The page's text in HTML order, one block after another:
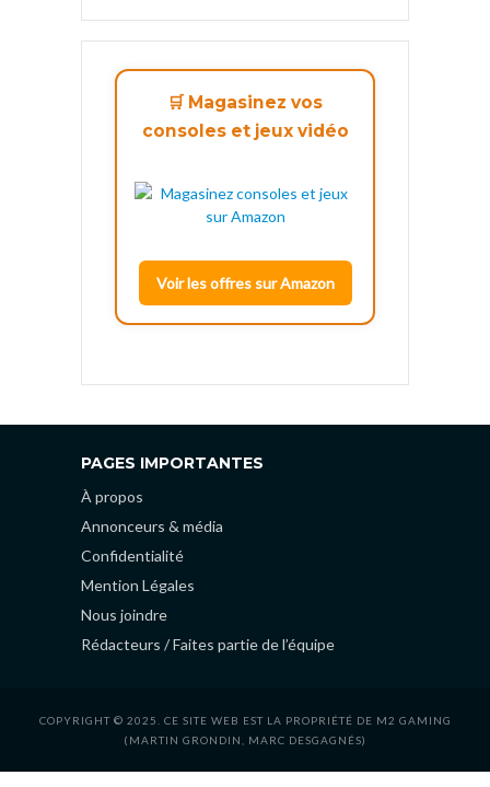
🛒 Magasinez vos
consoles et jeux vidéo
Voir les offres sur Amazon
PAGES IMPORTANTES
À propos
Annonceurs & média
Confidentialité
Mention Légales
Nous joindre
Rédacteurs / Faites partie de l’équipe
COPYRIGHT © 2025. CE SITE WEB EST LA PROPRIÉTÉ DE M2 GAMING
(MARTIN GRONDIN, MARC DESGAGNÉS)